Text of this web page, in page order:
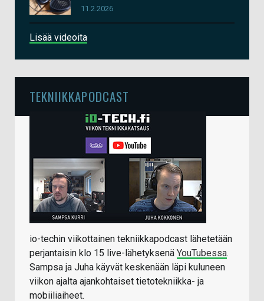
11.2.2026
Lisää videoita
TEKNIIKKAPODCAST
io-techin viikottainen tekniikkapodcast lähetetään
perjantaisin klo 15 live-lähetyksenä YouTubessa.
Sampsa ja Juha käyvät keskenään läpi kuluneen
viikon ajalta ajankohtaiset tietotekniikka- ja
mobiiliaiheet.